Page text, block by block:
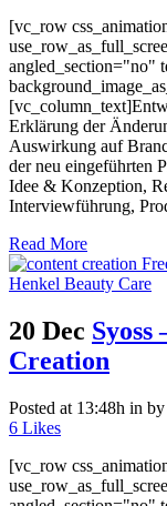
[vc_row
angled_section="no"
Erklärung der
Auswirkung auf
der neu eingeführten
Idee & Konzeption,
Interviewführung,
Read More
20 Dec Syoss
Creation
Posted at 13:48h in by
6 Likes
[vc_row